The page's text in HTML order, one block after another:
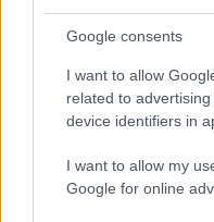
Google consents
I want to allow
related to
device identifiers in
I want to allow my
Google for online
Na Morave prerobila
starú chalupu na
nepoznanie: Keď
že nie ste v Toskánsku